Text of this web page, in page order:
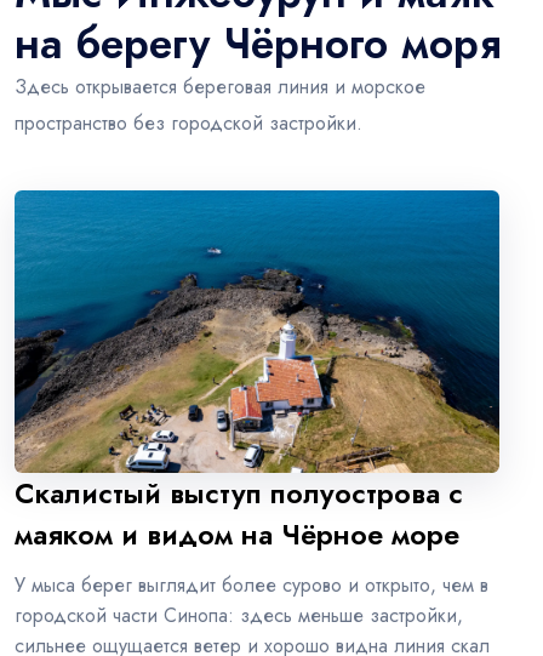
на берегу Чёрного моря
Здесь открывается береговая линия и морское
пространство без городской застройки.
Скалистый выступ полуострова с
маяком и видом на Чёрное море
У мыса берег выглядит более сурово и открыто, чем в
городской части Синопа: здесь меньше застройки,
сильнее ощущается ветер и хорошо видна линия скал